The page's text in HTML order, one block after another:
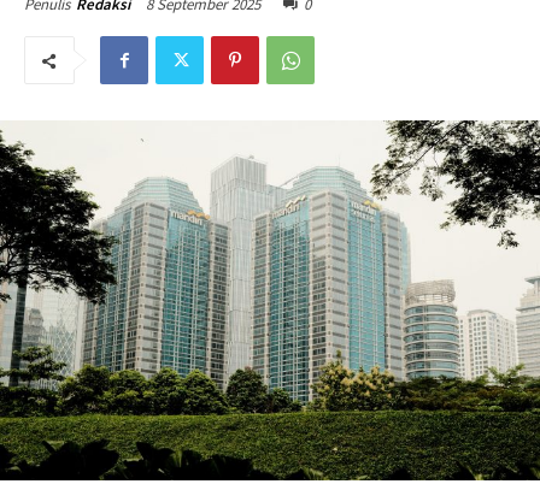
Penulis Redaksi 8 September 2025 0